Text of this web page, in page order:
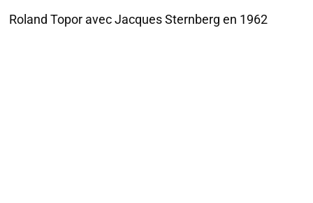
Roland Topor avec Jacques Sternberg en 1962